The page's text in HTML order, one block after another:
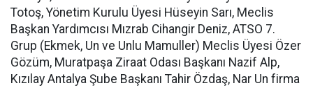
Totoş, Yönetim Kurulu Üyesi Hüseyin Sarı, Meclis
Başkan Yardımcısı Mızrab Cihangir Deniz, ATSO 7.
Grup (Ekmek, Un ve Unlu Mamuller) Meclis Üyesi Özer
Gözüm, Muratpaşa Ziraat Odası Başkanı Nazif Alp,
Kızılay Antalya Şube Başkanı Tahir Özdaş, Nar Un firma